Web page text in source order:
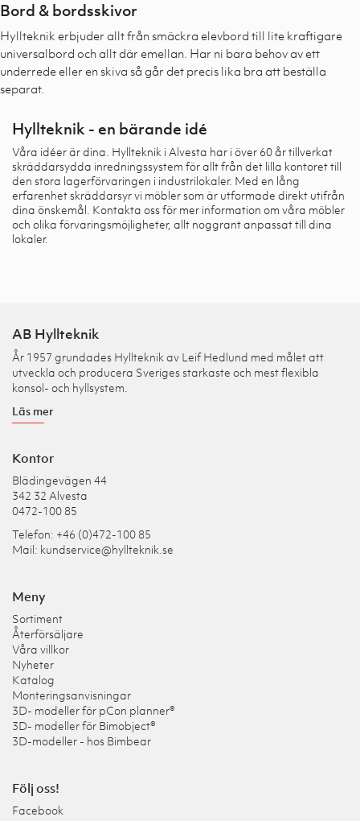
Bord & bordsskivor
Hyllteknik erbjuder allt från smäckra elevbord till lite kraftigare
universalbord och allt där emellan. Har ni bara behov av ett
underrede eller en skiva så går det precis lika bra att beställa
separat.
Hyllteknik - en bärande idé
Våra idéer är dina. Hyllteknik i Alvesta har i över 60 år tillverkat
skräddarsydda inredningssystem för allt från det lilla kontoret till
den stora lagerförvaringen i industrilokaler. Med en lång
erfarenhet skräddarsyr vi möbler som är utformade direkt utifrån
dina önskemål. Kontakta oss för mer information om våra möbler
och olika förvaringsmöjligheter, allt noggrant anpassat till dina
lokaler.
AB Hyllteknik
År 1957 grundades Hyllteknik av Leif Hedlund med målet att
utveckla och producera Sveriges starkaste och mest flexibla
konsol- och hyllsystem.
Läs mer
Kontor
Blädingevägen 44
342 32 Alvesta
0472-100 85
Telefon: +46 (0)472-100 85
Mail: kundservice@hyllteknik.se
Meny
Sortiment
Återförsäljare
Våra villkor
Nyheter
Katalog
Monteringsanvisningar
3D- modeller för pCon planner®
3D- modeller för Bimobject®
3D-modeller - hos Bimbear
Följ oss!
Facebook